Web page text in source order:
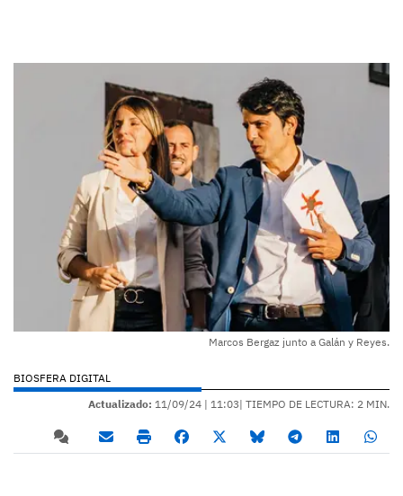
Marcos Bergaz junto a Galán y Reyes.
BIOSFERA DIGITAL
Actualizado: 11/09/24 | 11:03| TIEMPO DE LECTURA: 2 MIN.